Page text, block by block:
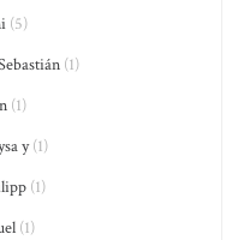
(5)
(1)
(1)
y(1)
(1)
(1)